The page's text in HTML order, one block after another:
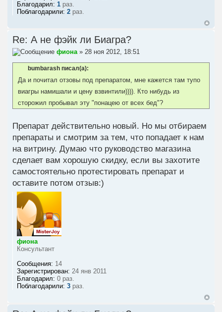
Благодарил: 1 раз.
Поблагодарили: 2 раз.
Re: А не фэйк ли Биагра?
фиона» 28 ноя 2012, 18:51
bumbarash писал(а):
Да и почитал отзовы под препаратом, мне кажется там тупо
виагры намишали и цену взвинтили)))). Кто нибудь из
сторожил пробывал эту "понацею от всех бед"?
Препарат действительно новый. Но мы отбираем
препараты и смотрим за тем, что попадает к нам
на витрину. Думаю что руководство магазина
сделает вам хорошую скидку, если вы захотите
самостоятельно протестировать препарат и
оставите потом отзыв:)
фиона
Консультант
Сообщения: 14
Зарегистрирован: 24 янв 2011
Благодарил: 0 раз.
Поблагодарили: 3 раз.